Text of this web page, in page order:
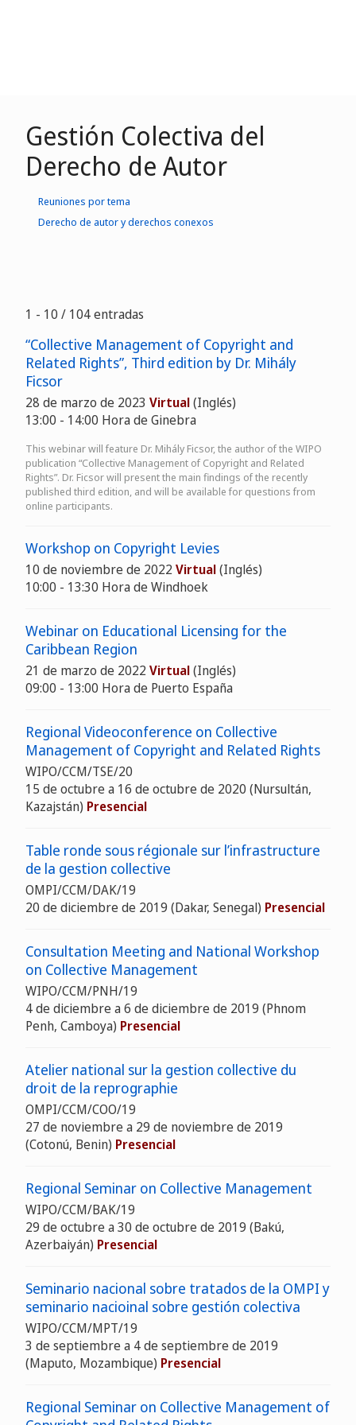
Gestión Colectiva del
Derecho de Autor
Reuniones por tema
Derecho de autor y derechos conexos
1 - 10 / 104 entradas
“Collective Management of Copyright and
Related Rights”, Third edition by Dr. Mihály
Ficsor
28 de marzo de 2023 Virtual(Inglés)
13:00 - 14:00 Hora de Ginebra
This webinar will feature Dr. Mihály Ficsor, the author of the WIPO
publication “Collective Management of Copyright and Related
Rights”. Dr. Ficsor will present the main findings of the recently
published third edition, and will be available for questions from
online participants.
Workshop on Copyright Levies
10 de noviembre de 2022Virtual(Inglés)
10:00 - 13:30 Hora de Windhoek
Webinar on Educational Licensing for the
Caribbean Region
21 de marzo de 2022Virtual(Inglés)
09:00 - 13:00 Hora de Puerto España
Regional Videoconference on Collective
Management of Copyright and Related Rights
WIPO/CCM/TSE/20
15 de octubre a 16 de octubre de 2020 (Nursultán,
Kazajstán) Presencial
Table ronde sous régionale sur l’infrastructure
de la gestion collective
OMPI/CCM/DAK/19
20 de diciembre de 2019 (Dakar, Senegal) Presencial
Consultation Meeting and National Workshop
on Collective Management
WIPO/CCM/PNH/19
4 de diciembre a 6 de diciembre de 2019 (Phnom
Penh, Camboya) Presencial
Atelier national sur la gestion collective du
droit de la reprographie
OMPI/CCM/COO/19
27 de noviembre a 29 de noviembre de 2019
(Cotonú, Benin) Presencial
Regional Seminar on Collective Management
WIPO/CCM/BAK/19
29 de octubre a 30 de octubre de 2019 (Bakú,
Azerbaiyán) Presencial
Seminario nacional sobre tratados de la OMPI y
seminario nacioinal sobre gestión colectiva
WIPO/CCM/MPT/19
3 de septiembre a 4 de septiembre de 2019
(Maputo, Mozambique) Presencial
Regional Seminar on Collective Management of